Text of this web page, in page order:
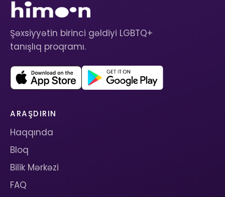
Şəxsiyyətin birinci gəldiyi LGBTQ+
tanışlıq proqramı.
ARAŞDIRIN
Haqqında
Bloq
Bilik Mərkəzi
FAQ